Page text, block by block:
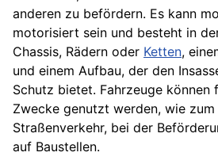
anderen zu befördern. Es kann
motorisiert sein und besteht in
Chassis, Rädern oder Ketten,
und einem Aufbau, der den
Schutz bietet. Fahrzeuge können
Zwecke genutzt werden, wie zum
Straßenverkehr, bei der
auf Baustellen.